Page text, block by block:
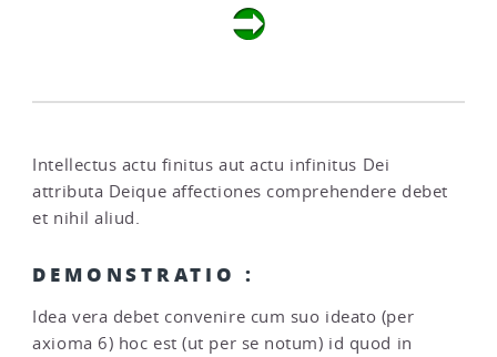
Intellectus actu finitus aut actu infinitus Dei
attributa Deique affectiones comprehendere debet
et nihil aliud.
DEMONSTRATIO :
Idea vera debet convenire cum suo ideato (per
axioma 6) hoc est (ut per se notum) id quod in